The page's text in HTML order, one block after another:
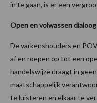
in te gaan, is er een
Open en volwassen dialoog
De varkenshouders en
af en roepen op tot een
handelswijze draagt in
maatschappelijk
te luisteren en elkaar te